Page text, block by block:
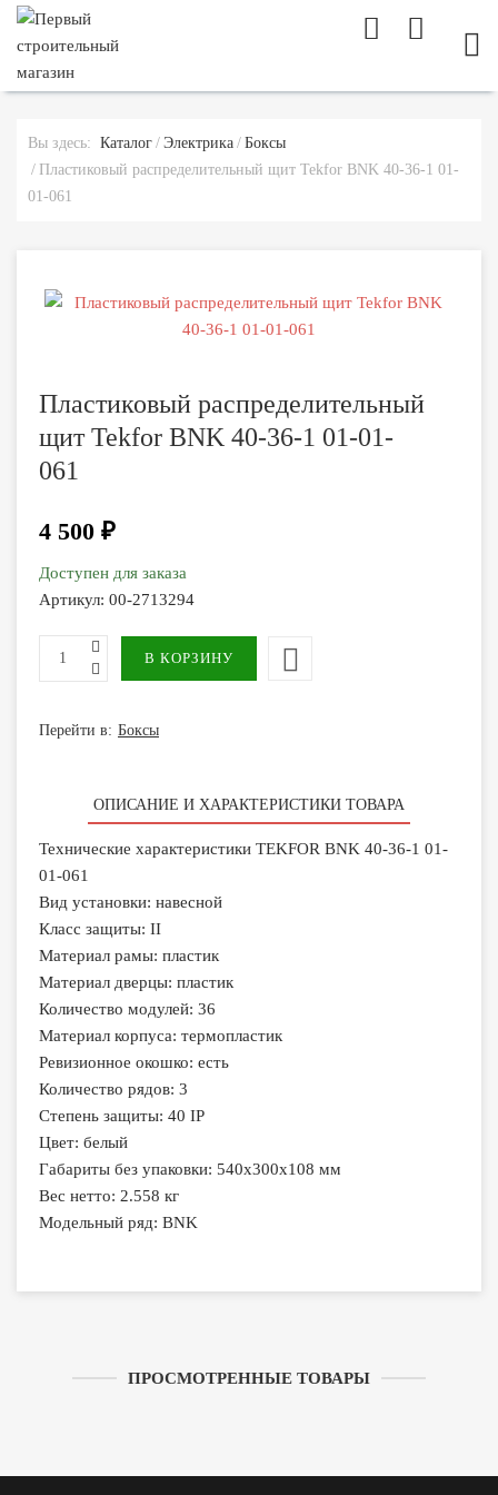
Вы здесь: Каталог Электрика
Боксы
Пластиковый распределительный щит Tekfor BNK 40-36-1 01-
01-061
Пластиковый распределительный
щит Tekfor BNK 40-36-1 01-01-
061
4 500 ₽
Доступен для заказа
Артикул: 00-2713294
Перейти в: Боксы
ОПИСАНИЕ И ХАРАКТЕРИСТИКИ ТОВАРА
Технические характеристики TEKFOR BNK 40-36-1 01-
01-061
Вид установки: навесной
Класс защиты: II
Материал рамы: пластик
Материал дверцы: пластик
Количество модулей: 36
Материал корпуса: термопластик
Ревизионное окошко: есть
Количество рядов: 3
Степень защиты: 40 IP
Цвет: белый
Габариты без упаковки: 540х300х108 мм
Вес нетто: 2.558 кг
Модельный ряд: BNK
ПРОСМОТРЕННЫЕ ТОВАРЫ